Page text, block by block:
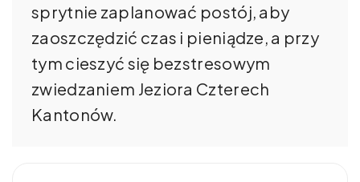
sprytnie zaplanować postój, aby
zaoszczędzić czas i pieniądze, a przy
tym cieszyć się bezstresowym
zwiedzaniem Jeziora Czterech
Kantonów.